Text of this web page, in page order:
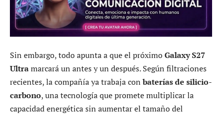
Sin embargo, todo apunta a que el próximoGalaxy S27
Ultramarcará un antes y un después. Según filtraciones
recientes, la compañía ya trabaja conbaterías de silicio-
carbono, una tecnología que promete multiplicar la
capacidad energética sin aumentar el tamaño del